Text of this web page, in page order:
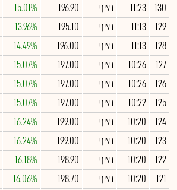
130
11:23 רציף 196.90
15.01%
129
11:13 רציף 195.10
13.96%
128
11:13 רציף 196.00
14.49%
127
10:26 רציף 197.00
15.07%
126
10:26 רציף 197.00
15.07%
125
10:22 רציף 197.00
15.07%
124
10:20 רציף 199.00
16.24%
123
10:20 רציף 199.00
16.24%
122
10:20 רציף 198.90
16.18%
121
10:20 רציף 198.70
16.06%